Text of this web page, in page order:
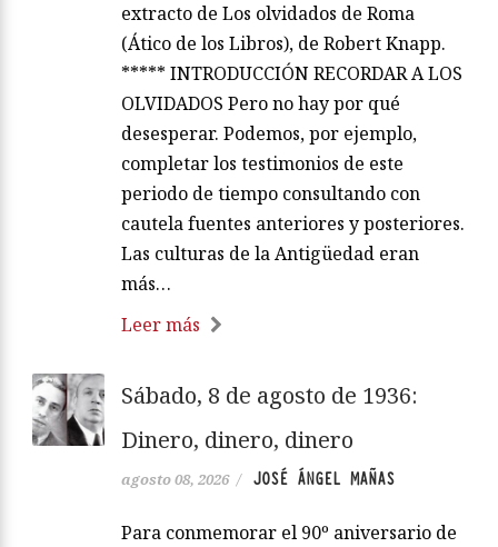
extracto de Los olvidados de Roma
(Ático de los Libros), de Robert Knapp.
***** INTRODUCCIÓN RECORDAR A LOS
OLVIDADOS Pero no hay por qué
desesperar. Podemos, por ejemplo,
completar los testimonios de este
periodo de tiempo consultando con
cautela fuentes anteriores y posteriores.
Las culturas de la Antigüedad eran
más…
Leer más
Sábado, 8 de agosto de 1936:
Dinero, dinero, dinero
agosto 08, 2026 / JOSÉ ÁNGEL MAÑAS
Para conmemorar el 90º aniversario de